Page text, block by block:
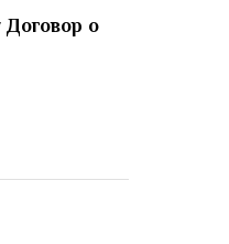
Договор о